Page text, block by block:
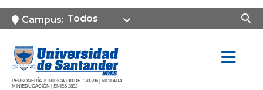
Campus: Todos
PERSONERÍA JURÍDICA 810 DE 12/03/96 | VIGILADA
MINIEDUCACIÓN | SNIES 2832